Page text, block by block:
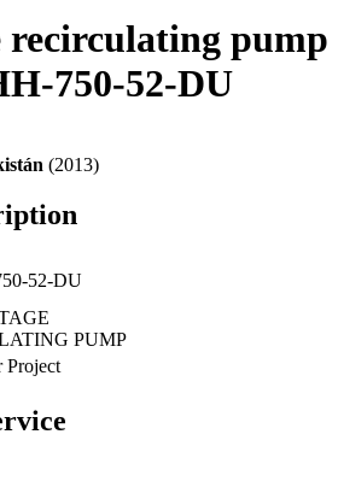
recirculating pump
750-52-DU
(2013)
52-DU
PUMP
Project